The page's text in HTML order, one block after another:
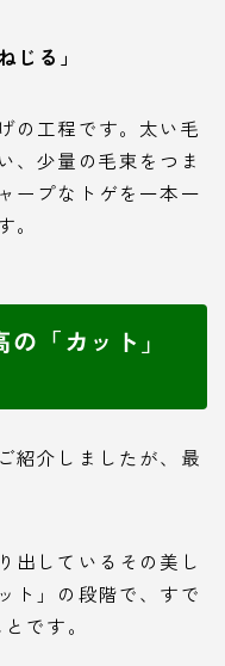
じる」
の工程です。太い毛
、少量の毛束をつま
ープなトゲを一本一
「カット」
紹介しましたが、最
出しているその美し
ト」の段階で、すで
です。